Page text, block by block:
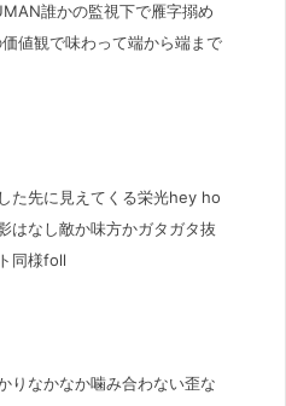
誰かの監視下で雁字搦め
値観で味わって端から端まで
た先に見えてくる栄光hey ho
はなし敵か味方かガタガタ抜
同様foll
りなかなか噛み合わない歪な